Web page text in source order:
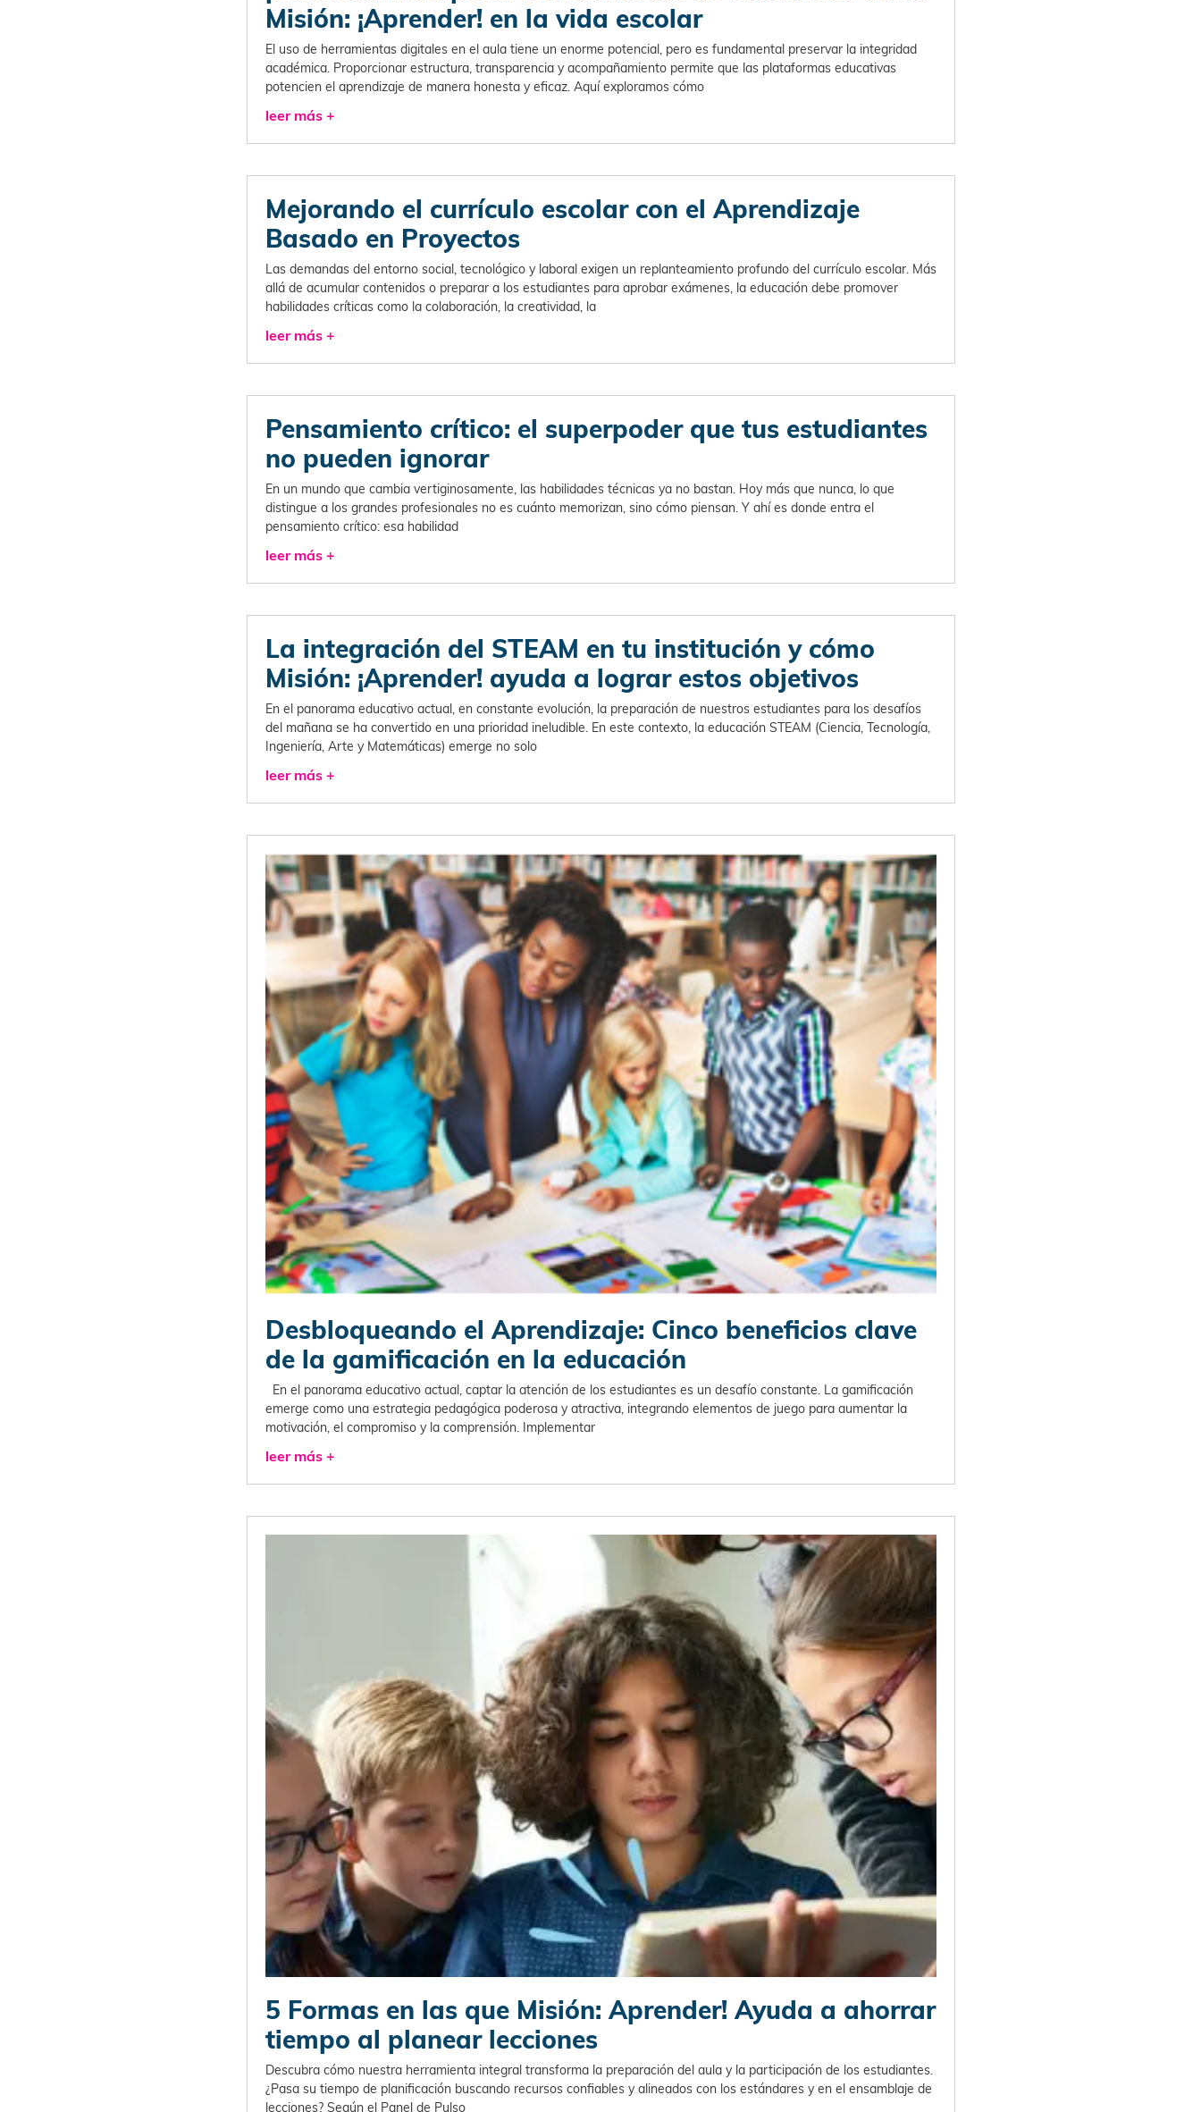
Misión: ¡Aprender! en la vida escolar
El uso de herramientas digitales en el aula tiene un enorme potencial, pero es fundamental preservar la integridad
académica. Proporcionar estructura, transparencia y acompañamiento permite que las plataformas educativas
potencien el aprendizaje de manera honesta y eficaz. Aquí exploramos cómo
leer más +
Mejorando el currículo escolar con el Aprendizaje
Basado en Proyectos
Las demandas del entorno social, tecnológico y laboral exigen un replanteamiento profundo del currículo escolar. Más
allá de acumular contenidos o preparar a los estudiantes para aprobar exámenes, la educación debe promover
habilidades críticas como la colaboración, la creatividad, la
leer más +
Pensamiento crítico: el superpoder que tus estudiantes
no pueden ignorar
En un mundo que cambia vertiginosamente, las habilidades técnicas ya no bastan. Hoy más que nunca, lo que
distingue a los grandes profesionales no es cuánto memorizan, sino cómo piensan. Y ahí es donde entra el
pensamiento crítico: esa habilidad
leer más +
La integración del STEAM en tu institución y cómo
Misión: ¡Aprender! ayuda a lograr estos objetivos
En el panorama educativo actual, en constante evolución, la preparación de nuestros estudiantes para los desafíos
del mañana se ha convertido en una prioridad ineludible. En este contexto, la educación STEAM (Ciencia, Tecnología,
Ingeniería, Arte y Matemáticas) emerge no solo
leer más +
Desbloqueando el Aprendizaje: Cinco beneficios clave
de la gamificación en la educación
En el panorama educativo actual, captar la atención de los estudiantes es un desafío constante. La gamificación
emerge como una estrategia pedagógica poderosa y atractiva, integrando elementos de juego para aumentar la
motivación, el compromiso y la comprensión. Implementar
leer más +
5 Formas en las que Misión: Aprender! Ayuda a ahorrar
tiempo al planear lecciones
Descubra cómo nuestra herramienta integral transforma la preparación del aula y la participación de los estudiantes.
¿Pasa su tiempo de planificación buscando recursos confiables y alineados con los estándares y en el ensamblaje de
lecciones? Según el Panel de Pulso